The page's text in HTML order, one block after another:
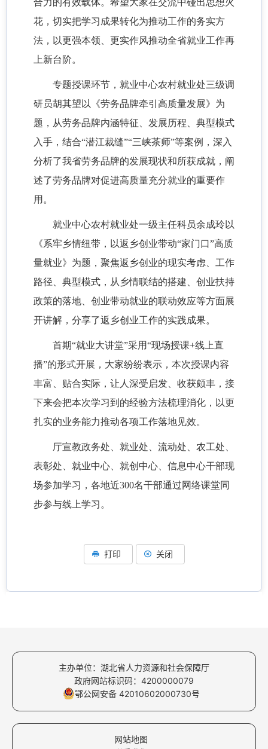
花，切实把学习成果转化为推动工作的务实方
法，以更强本领、更实作风推动全省就业工作再
上新台阶。
专题授课环节，就业中心农村就业处三级调
研员胡其望以《劳务品牌牵引高质量发展》为
题，从劳务品牌内涵特征、发展历程、典型模式
入手，结合“潜江裁缝”“三峡茶师”等案例，深入
分析了我省劳务品牌的发展现状和所获成就，阐
述了劳务品牌对促进高质量充分就业的重要作
用。
就业中心农村就业处一级主任科员余成玲以
《系牢乡情纽带，以返乡创业带动“家门口”高质
量就业》为题，聚焦返乡创业的现实考虑、工作
路径、典型模式，从乡情联结的搭建、创业扶持
政策的落地、创业带动就业的联动效应等方面展
开讲解，分享了返乡创业工作的实践成果。
首期“就业大讲堂”采用“现场授课+线上直
播”的形式开展，大家纷纷表示，本次授课内容
丰富、贴合实际，让人深受启发、收获颇丰，接
下来会把本次学习到的经验方法梳理消化，以更
扎实的业务能力推动各项工作落地见效。
厅宣教政务处、就业处、流动处、农工处、
表彰处、就业中心、就创中心、信息中心干部现
场参加学习，各地近300名干部通过网络课堂同
步参与线上学习。
打印 关闭
主办单位：湖北省人力资源和社会保障厅
政府网站标识码：4200000079
鄂公网安备 42010602000730号
网站地图